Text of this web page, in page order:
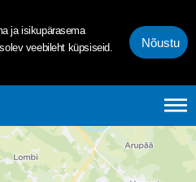
ja isikupärasema
veebileht küpsiseid.
Nõustu